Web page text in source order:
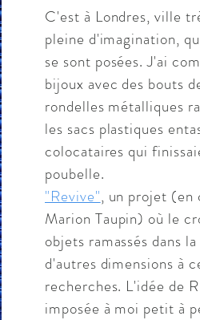
C'est à Londres, ville
pleine d'imagination,
se sont posées. J'ai
bijoux avec des bouts
rondelles métalliques
les sacs plastiques
colocataires qui
poubelle.
"Revive", un projet (en
Marion Taupin) où le
objets ramassés dans
d'autres dimensions à
recherches. L'idée de
imposée à moi petit à